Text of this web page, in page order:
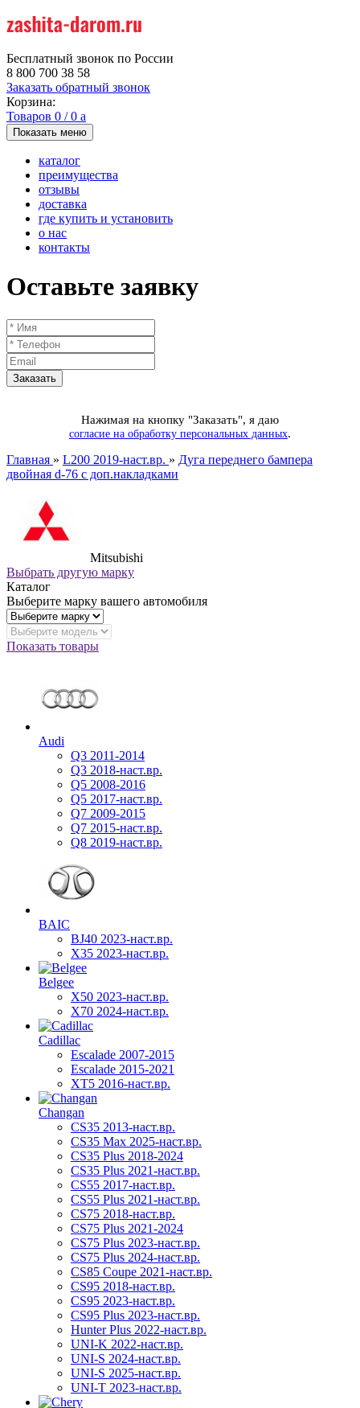
Бесплатный звонок по России
8 800 700 38 58
Заказать обратный звонок
Корзина:
Товаров 0 /0 a
Показать меню
каталог
преимущества
отзывы
доставка
где купить и установить
о нас
контакты
Оставьте заявку
Нажимая на кнопку "Заказать", я даю
согласие на обработку персональных данных.
Главная » L200 2019-наст.вр. » Дуга переднего бампера
двойная d-76 с доп.накладками
Mitsubishi
Выбрать другую марку
Каталог
Выберите марку вашего автомобиля
Показать товары
Audi
Q3 2011-2014
Q3 2018-наст.вр.
Q5 2008-2016
Q5 2017-наст.вр.
Q7 2009-2015
Q7 2015-наст.вр.
Q8 2019-наст.вр.
BAIC
BJ40 2023-наст.вр.
X35 2023-наст.вр.
Belgee
X50 2023-наст.вр.
X70 2024-наст.вр.
Cadillac
Escalade 2007-2015
Escalade 2015-2021
XT5 2016-наст.вр.
Changan
CS35 2013-наст.вр.
CS35 Max 2025-наст.вр.
CS35 Plus 2018-2024
CS35 Plus 2021-наст.вр.
CS55 2017-наст.вр.
CS55 Plus 2021-наст.вр.
CS75 2018-наст.вр.
CS75 Plus 2021-2024
CS75 Plus 2023-наст.вр.
CS75 Plus 2024-наст.вр.
CS85 Coupe 2021-наст.вр.
CS95 2018-наст.вр.
CS95 2023-наст.вр.
CS95 Plus 2023-наст.вр.
Hunter Plus 2022-наст.вр.
UNI-K 2022-наст.вр.
UNI-S 2024-наст.вр.
UNI-S 2025-наст.вр.
UNI-T 2023-наст.вр.